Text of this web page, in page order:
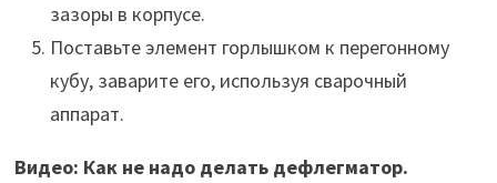
зазоры в корпусе.
Поставьте элемент горлышком к перегонному
кубу, заварите его, используя сварочный
аппарат.
Видео: Как не надо делать дефлегматор.